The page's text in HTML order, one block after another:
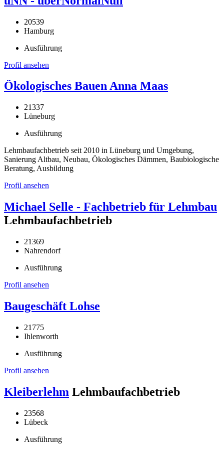
20539
Hamburg
Ausführung
Profil ansehen
Ökologisches Bauen Anna Maas
21337
Lüneburg
Ausführung
Lehmbaufachbetrieb seit 2010 in Lüneburg und Umgebung,
Sanierung Altbau, Neubau, Ökologisches Dämmen, Baubiologische
Beratung, Ausbildung
Profil ansehen
Michael Selle - Fachbetrieb für Lehmbau
Lehmbaufachbetrieb
21369
Nahrendorf
Ausführung
Profil ansehen
Baugeschäft Lohse
21775
Ihlenworth
Ausführung
Profil ansehen
Kleiberlehm Lehmbaufachbetrieb
23568
Lübeck
Ausführung